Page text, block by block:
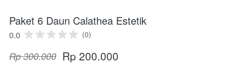
Paket 6 Daun Calathea Estetik
0.0 (0)
Rp 300.000 Rp 200.000